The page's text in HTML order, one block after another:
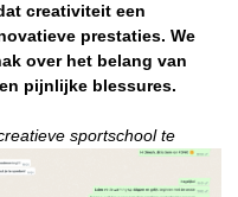
creativiteit een
prestaties. We
over het belang van
pijnlijke blessures.
sportschool te